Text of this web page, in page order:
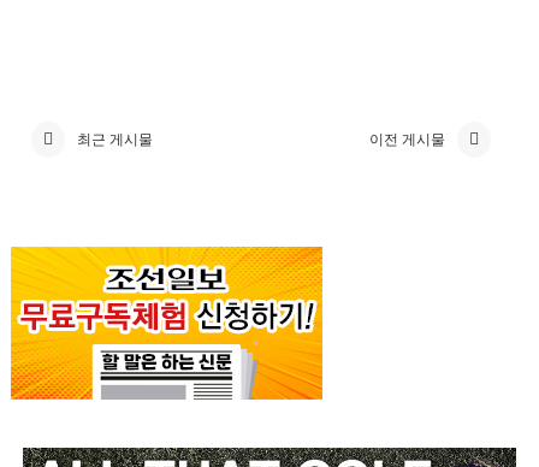
최근 게시물 이전 게시물